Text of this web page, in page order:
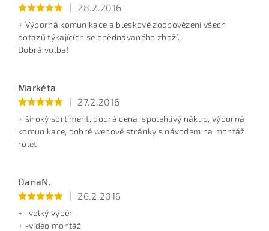
| 28.2.2016
+ Výborná komunikace a bleskové zodpovězení všech
dotazů týkajících se obědnávaného zboží.
Dobrá volba!
Markéta
|
27.2.2016
+ široký sortiment, dobrá cena, spolehlivý nákup, výborná
komunikace, dobré webové stránky s návodem na montáž
rolet
DanaN.
|
26.2.2016
+ -velký výběr
+ -video montáž